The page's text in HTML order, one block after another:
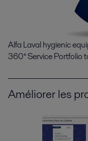
Alfa Laval hygienic
360° Service Portfolio
Améliorer les